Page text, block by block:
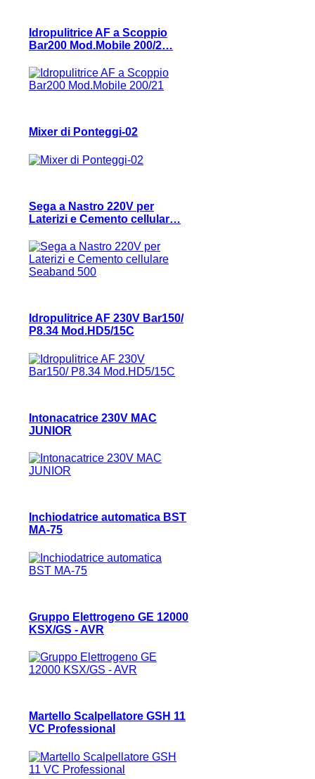
Idropulitrice AF a Scoppio
Bar200 Mod.Mobile 200/2…
Mixer di Ponteggi-02
Sega a Nastro 220V per
Laterizi e Cemento cellular…
Idropulitrice AF 230V Bar150/
P8.34 Mod.HD5/15C
Intonacatrice 230V MAC
JUNIOR
Inchiodatrice automatica BST
MA-75
Gruppo Elettrogeno GE 12000
KSX/GS - AVR
Martello Scalpellatore GSH 11
VC Professional